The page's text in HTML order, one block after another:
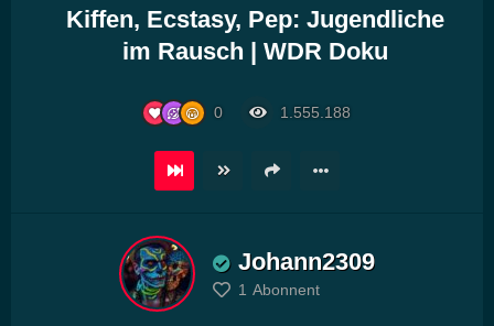
Kiffen, Ecstasy, Pep: Jugendliche
im Rausch | WDR Doku
0 1.555.188
Johann2309
1 Abonnent